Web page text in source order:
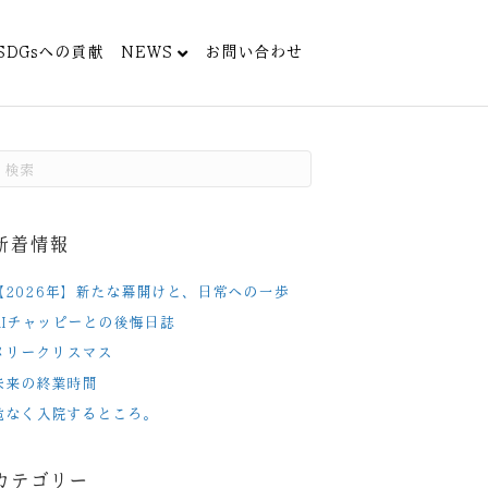
への貢献 NEWS お問い合わせ
着情報
2026年】新たな幕開けと、日常への一歩
チャッピーとの後悔日誌
リークリスマス
来の終業時間
なく入院するところ。
テゴリー